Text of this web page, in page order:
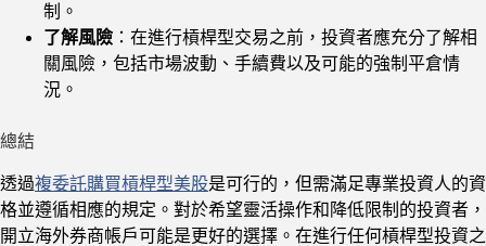
制。
了解風險 ：在進行槓桿型交易之前，投資者應充分了解相
關風險，包括市場波動、手續費以及可能的強制平倉情
況。
總結
透過複委託購買槓桿型美股是可行的，但需滿足專業投資人的資
格並遵循相應的規定。對於希望靈活操作和降低限制的投資者，
開立海外券商帳戶可能是更好的選擇。在進行任何槓桿型投資之